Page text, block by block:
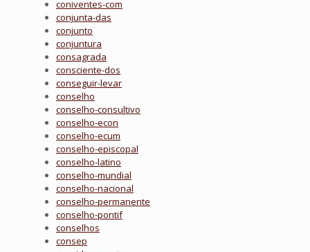
coniventes-com
conjunta-das
conjunto
conjuntura
consagrada
consciente-dos
conseguir-levar
conselho
conselho-consultivo
conselho-econ
conselho-ecum
conselho-episcopal
conselho-latino
conselho-mundial
conselho-nacional
conselho-permanente
conselho-pontif
conselhos
consep